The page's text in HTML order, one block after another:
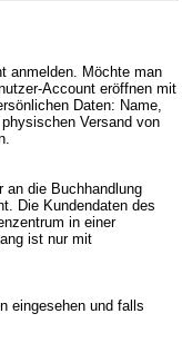
anmelden. Möchte man
Account eröffnen mit
Daten: Name,
Versand von
an die Buchhandlung
Die Kundendaten des
in einer
ist nur mit
eingesehen und falls